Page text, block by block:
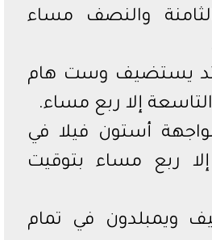
والنصف مساء
يستضيف وست هام
إلا ربع مساء.
أستون فيلا في
ربع مساء بتوقيت
ويمبلدون في تمام